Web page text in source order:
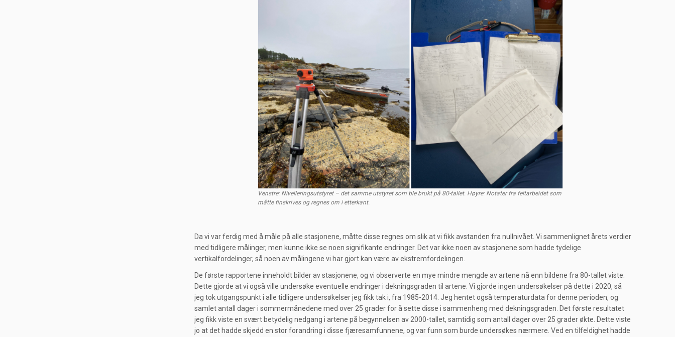
Venstre: Nivelleringsutstyret – det samme utstyret som ble brukt på 80-tallet. Høyre: Notater fra feltarbeidet som
måtte finskrives og regnes om i etterkant.
Da vi var ferdig med å måle på alle stasjonene, måtte disse regnes om slik at vi fikk avstanden fra nullnivået. Vi sammenlignet årets verdier
med tidligere målinger, men kunne ikke se noen signifikante endringer. Det var ikke noen av stasjonene som hadde tydelige
vertikalfordelinger, så noen av målingene vi har gjort kan være av ekstremfordelingen.
De første rapportene inneholdt bilder av stasjonene, og vi observerte en mye mindre mengde av artene nå enn bildene fra 80-tallet viste.
Dette gjorde at vi også ville undersøke eventuelle endringer i dekningsgraden til artene. Vi gjorde ingen undersøkelser på dette i 2020, så
jeg tok utgangspunkt i alle tidligere undersøkelser jeg fikk tak i, fra 1985-2014. Jeg hentet også temperaturdata for denne perioden, og
samlet antall dager i sommermånedene med over 25 grader for å sette disse i sammenheng med dekningsgraden. Det første resultatet
jeg fikk viste en svært betydelig nedgang i artene på begynnelsen av 2000-tallet, samtidig som antall dager over 25 grader økte. Dette viste
jo at det hadde skjedd en stor forandring i disse fjæresamfunnene, og var funn som burde undersøkes nærmere. Ved en tilfeldighet hadde